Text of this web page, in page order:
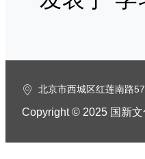
北京市西城区红莲南路
Copyright © 2025 国新